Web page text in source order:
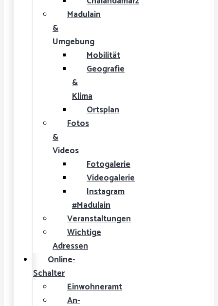
Madulain
&
Umgebung
Mobilität
Geografie
&
Klima
Ortsplan
Fotos
&
Videos
Fotogalerie
Videogalerie
Instagram
#Madulain
Veranstaltungen
Wichtige
Adressen
Online-
Schalter
Einwohneramt
An-